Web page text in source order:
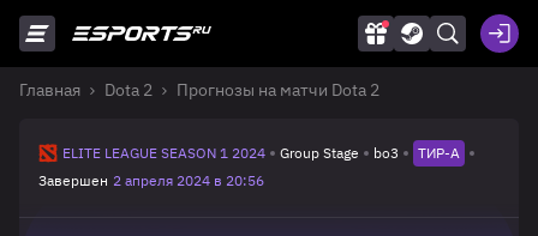
Главная Dota 2 Прогнозы на матчи Dota 2
ELITE LEAGUE SEASON 1 2024 Group Stage bo3
ТИР-A
Завершен 2 апреля 2024 в 20:56